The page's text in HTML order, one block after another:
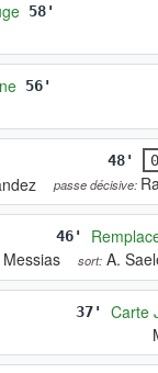
58'
56'
48'
passe décisive:
46'
sort: A.
37'
Carte